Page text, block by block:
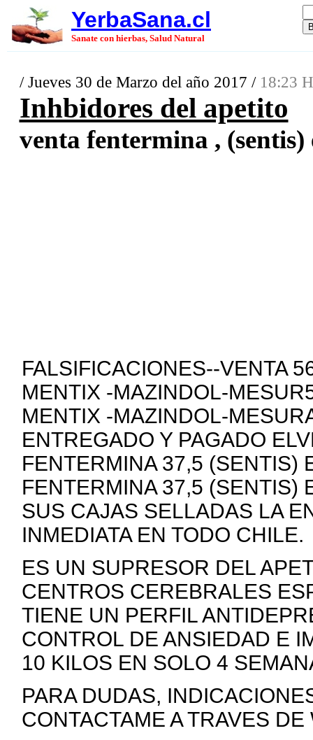
YerbaSana.cl
Sanate con hierbas, Salud Natural
/ Jueves 30 de Marzo del año 2017 / 18:23
Inhbidores del apetito
venta fentermina ,
FALSIFICACIONES--VENTA
MENTIX -MAZINDOL-
MENTIX -MAZINDOL-
ENTREGADO Y PAGADO
FENTERMINA 37,5 (SENTIS)
FENTERMINA 37,5 (SENTIS)
SUS CAJAS SELLADAS LA
INMEDIATA EN TODO CHILE.
ES UN SUPRESOR DEL
CENTROS CEREBRALES
TIENE UN PERFIL
CONTROL DE ANSIEDAD E
10 KILOS EN SOLO 4
PARA DUDAS,
CONTACTAME A TRAVES